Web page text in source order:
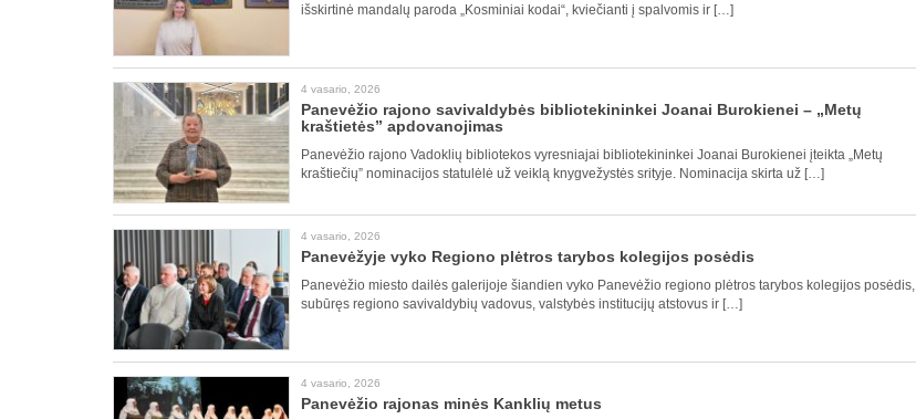
išskirtinė mandalų paroda „Kosminiai kodai“, kviečianti į spalvomis ir […]
4 vasario, 2026
Panevėžio rajono savivaldybės bibliotekininkei Joanai Burokienei – „Metų
kraštietės” apdovanojimas
Panevėžio rajono Vadoklių bibliotekos vyresniajai bibliotekininkei Joanai Burokienei įteikta „Metų
kraštiečių” nominacijos statulėlė už veiklą knygvežystės srityje. Nominacija skirta už […]
4 vasario, 2026
Panevėžyje vyko Regiono plėtros tarybos kolegijos posėdis
Panevėžio miesto dailės galerijoje šiandien vyko Panevėžio regiono plėtros tarybos kolegijos posėdis,
subūręs regiono savivaldybių vadovus, valstybės institucijų atstovus ir […]
4 vasario, 2026
Panevėžio rajonas minės Kanklių metus